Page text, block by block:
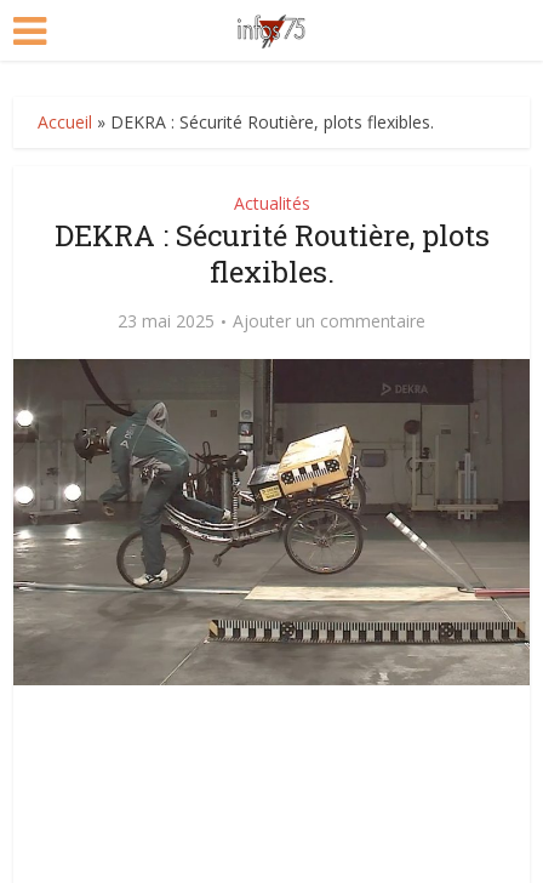
Accueil » DEKRA : Sécurité Routière, plots flexibles.
Actualités
DEKRA : Sécurité Routière, plots
flexibles.
23 mai 2025 Ajouter un commentaire